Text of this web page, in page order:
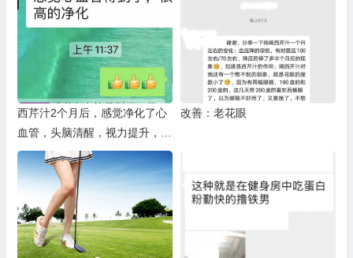
白头发变黑等
西芹汁2个月后，感觉净化了心
血管，头脑清醒，视力提升，行
动力提高
改善：老花眼